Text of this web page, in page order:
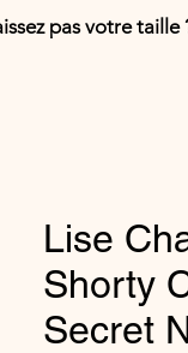
pas votre taille
Lise
Shorty
Secret